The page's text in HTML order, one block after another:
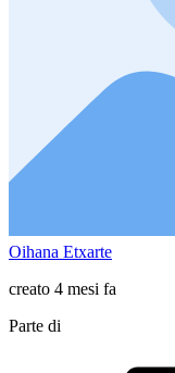
Oihana Etxarte
creato 4 mesi fa
Parte di